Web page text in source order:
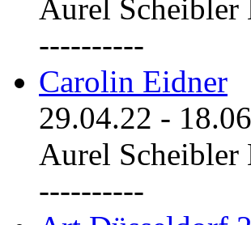
Aurel Scheibler
----------
Carolin Eidner
29.04.22 -
Aurel Scheibler
----------